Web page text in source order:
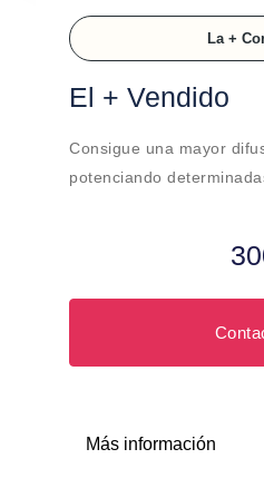
La +
El + Vendido
Consigue una mayor
potenciando
Más información